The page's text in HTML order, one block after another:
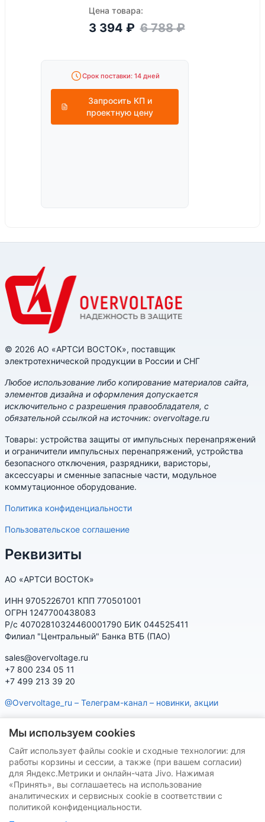
Цена товара:
3 394 ₽ 6 788₽
Срок поставки: 14 дней
Запросить КП и
проектную цену
© 2026 АО «АРТСИ ВОСТОК», поставщик
электротехнической продукции в России и СНГ
Любое использование либо копирование материалов сайта,
элементов дизайна и оформления допускается
исключительно с разрешения правообладателя, с
обязательной ссылкой на источник: overvoltage.ru
Товары: устройства защиты от импульсных перенапряжений
и ограничители импульсных перенапряжений, устройства
безопасного отключения, разрядники, варисторы,
аксессуары и сменные запасные части, модульное
коммутационное оборудование.
Политика конфиденциальности
Пользовательское соглашение
Реквизиты
АО «АРТСИ ВОСТОК»
ИНН 9705226701 КПП 770501001
ОГРН 1247700438083
Р/с 40702810324460001790 БИК 044525411
Филиал "Центральный" Банка ВТБ (ПАО)
sales@overvoltage.ru
+7 800 234 05 11
+7 499 213 39 20
@Overvoltage_ru – Телеграм-канал – новинки, акции
характеристики, наличие, подбор
Нашу продукцию Вы можете приобрести на маркетплейсах
Мы используем cookies
Сайт использует файлы cookie и сходные технологии: для
работы корзины и сессии, а также (при вашем согласии)
для Яндекс.Метрики и онлайн-чата Jivo. Нажимая
«Принять», вы соглашаетесь на использование
аналитических и сервисных cookie в соответствии с
политикой конфиденциальности.